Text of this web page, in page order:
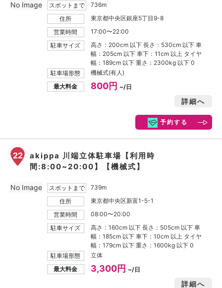
スポットまで
736m
住所
東京都中央区銀座5丁目9-8
営業時間
17:00〜22:00
駐車サイズ
高さ：200cm 以下 長さ：530cm 以下 車
幅：205cm 以下 車下：11cm 以上 タイヤ
幅：189cm 以下 重さ：2300kg 以下 0
駐車場形態
機械式(有人)
最大料金
800円 ~/日
詳細へ
予約する
No Image
22
akippa 川端立体駐車場【利用時
間:8:00~20:00】【機械式】
スポットまで
739m
住所
東京都中央区新富1-5-1
営業時間
08:00〜20:00
駐車サイズ
高さ：160cm 以下 長さ：505cm 以下 車
幅：185cm 以下 車下：10cm 以上 タイヤ
幅：179cm 以下 重さ：1600kg 以下 0
駐車場形態
立体
最大料金
3,300円 ~/日
詳細へ
No Image